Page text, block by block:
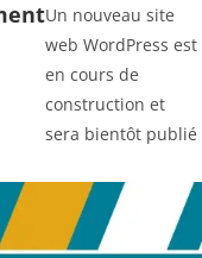
Un nouveau site
web WordPress est
en cours de
construction et
sera bientôt publié